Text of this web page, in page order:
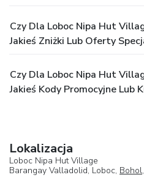
Czy Dla Loboc Nipa Hut
Jakieś Zniżki Lub Oferty
Czy Dla Loboc Nipa Hut
Jakieś Kody Promocyjne Lub
Lokalizacja
Loboc Nipa Hut Village
Barangay Valladolid, Loboc, Bohol